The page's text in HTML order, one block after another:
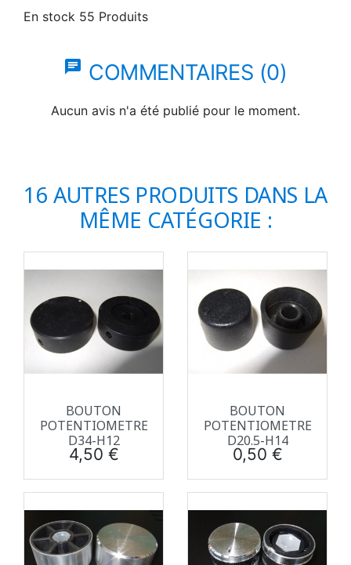
En stock 55 Produits
chat COMMENTAIRES (0)
Aucun avis n'a été publié pour le moment.
16 AUTRES PRODUITS DANS LA
MÊME CATÉGORIE :
BOUTON
POTENTIOMETRE
D34-H12
Prix
4,50 €
BOUTON
POTENTIOMETRE
D20.5-H14
Prix
0,50 €